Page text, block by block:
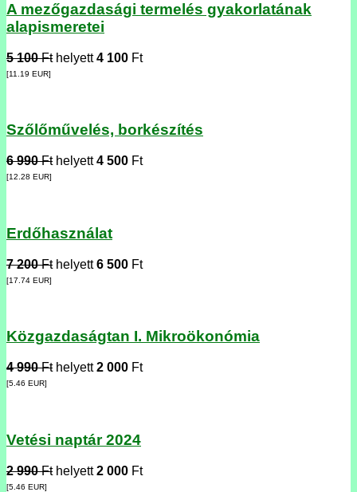
A mezőgazdasági termelés gyakorlatának
alapismeretei
5 100 Fthelyett4 100 Ft
[11.19 EUR]
Szőlőművelés, borkészítés
6 990 Fthelyett4 500 Ft
[12.28 EUR]
Erdőhasználat
7 200 Fthelyett6 500 Ft
[17.74 EUR]
Közgazdaságtan I. Mikroökonómia
4 990 Fthelyett2 000 Ft
[5.46 EUR]
Vetési naptár 2024
2 990 Fthelyett2 000 Ft
[5.46 EUR]